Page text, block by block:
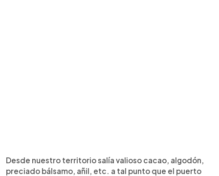
Desde nuestro territorio salía valioso cacao, algodón,
preciado bálsamo, añil, etc. a tal punto que el puerto